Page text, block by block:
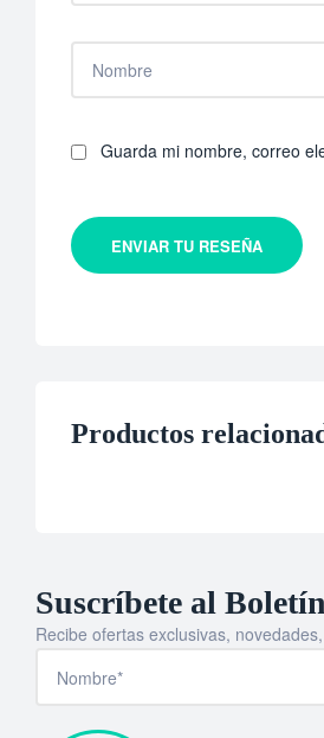
Guarda mi nombre, correo
ENVIAR TU RESEÑA
Productos
Suscríbete al
Recibe ofertas exclusivas,